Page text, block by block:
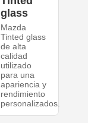
glass
Mazda
Tinted glass
de alta
calidad
utilizado
para una
apariencia y
rendimiento
personalizados.